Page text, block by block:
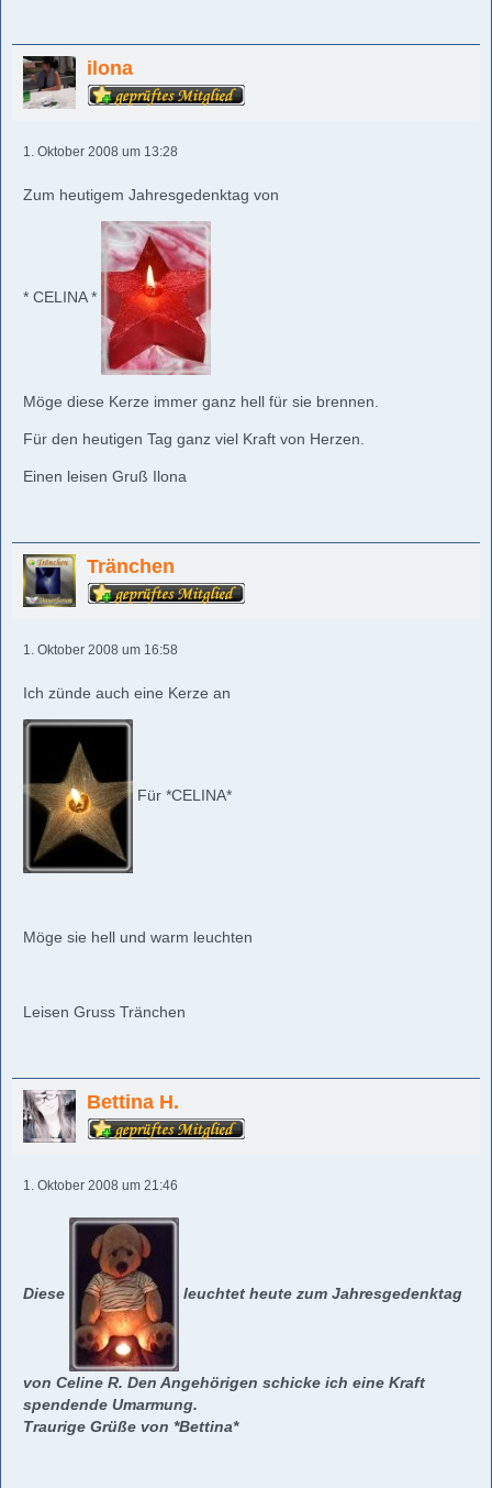
ilona
1. Oktober 2008 um 13:28
Zum heutigem Jahresgedenktag von
* CELINA *
Möge diese Kerze immer ganz hell für sie brennen.
Für den heutigen Tag ganz viel Kraft von Herzen.
Einen leisen Gruß Ilona
Tränchen
1. Oktober 2008 um 16:58
Ich zünde auch eine Kerze an
Für *CELINA*
Möge sie hell und warm leuchten
Leisen Gruss Tränchen
Bettina H.
1. Oktober 2008 um 21:46
Diese leuchtet heute zum Jahresgedenktag
von Celine R. Den Angehörigen schicke ich eine Kraft
spendende Umarmung.
Traurige Grüße von *Bettina*